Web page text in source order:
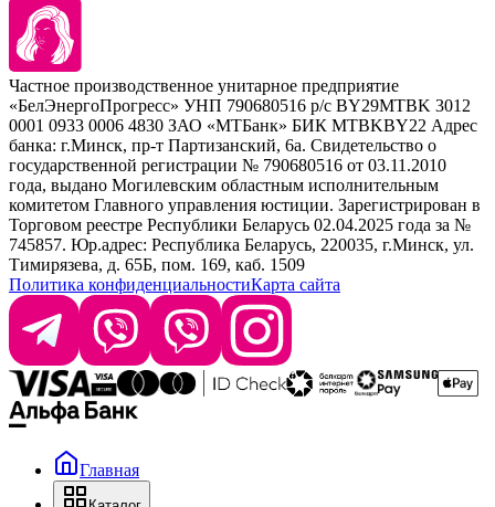
Барберинг
Наборы
Расходные материалы
Kezy
Barex
Sim Sensitive
Kebren
Selective Professional
White Line
+ 375 44 7233514
+ 375 29 1649505
info@krasabel.by
Офис: г. Минск, ул. Тимирязева 65Б, офис 1509
Склад: г. Минск, ул. Домбровская, 15
Время работы: пн–чт 9:00–17:30, пт 9:00–17:00
Частное производственное унитарное предприятие
«БелЭнергоПрогресс» УНП 790680516 р/с BY29MTBK 3012
0001 0933 0006 4830 ЗАО «МТБанк» БИК MTBKBY22 Адрес
банка: г.Минск, пр-т Партизанский, 6а. Свидетельство о
государственной регистрации № 790680516 от 03.11.2010
года, выдано Могилевским областным исполнительным
комитетом Главного управления юстиции. Зарегистрирован в
Торговом реестре Республики Беларусь 02.04.2025 года за №
745857. Юр.адрес: Республика Беларусь, 220035, г.Минск, ул.
Тимирязева, д. 65Б, пом. 169, каб. 1509
Политика конфиденциальностиКарта сайта
Главная